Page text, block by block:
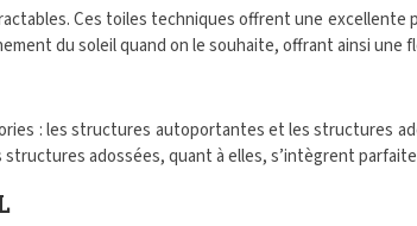
Ces toiles techniques offrent une
du soleil quand on le souhaite, offrant ainsi une
: les structures autoportantes et les structures
adossées, quant à elles, s’intègrent